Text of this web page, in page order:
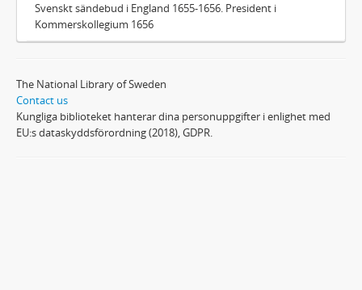
Svenskt sändebud i England 1655-1656. President i
Kommerskollegium 1656
The National Library of Sweden
Contact us
Kungliga biblioteket hanterar dina personuppgifter i enlighet med
EU:s dataskyddsförordning (2018), GDPR.